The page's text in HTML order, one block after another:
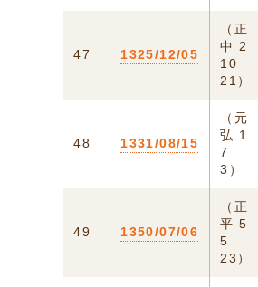
47 1325/12/05
（正
中 2
10
21）
48 1331/08/15
（元
弘 1
7
3）
49 1350/07/06
（正
平 5
5
23）